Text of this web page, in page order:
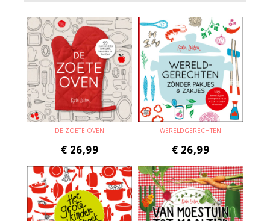
DE ZOETE OVEN
€ 26,99
WERELDGERECHTEN
€ 26,99